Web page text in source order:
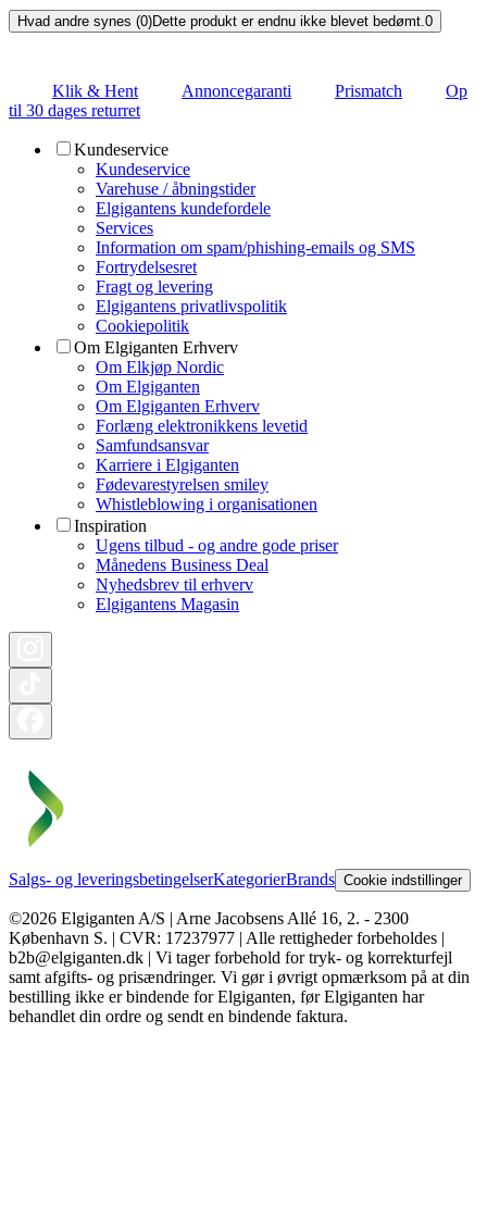
Hvad andre synes (0)Dette produkt er endnu ikke blevet bedømt. 0
Klik & Hent Annoncegaranti Prismatch
Op
til 30 dages returret
Kundeservice
Kundeservice
Varehuse / åbningstider
Elgigantens kundefordele
Services
Information om spam/phishing-emails og SMS
Fortrydelsesret
Fragt og levering
Elgigantens privatlivspolitik
Cookiepolitik
Om Elgiganten Erhverv
Om Elkjøp Nordic
Om Elgiganten
Om Elgiganten Erhverv
Forlæng elektronikkens levetid
Samfundsansvar
Karriere i Elgiganten
Fødevarestyrelsen smiley
Whistleblowing i organisationen
Inspiration
Ugens tilbud - og andre gode priser
Månedens Business Deal
Nyhedsbrev til erhverv
Elgigantens Magasin
Salgs- og leveringsbetingelserKategorierBrands Cookie indstillinger
©2026 Elgiganten A/S | Arne Jacobsens Allé 16, 2. - 2300
København S. | CVR: 17237977 | Alle rettigheder forbeholdes |
b2b@elgiganten.dk | Vi tager forbehold for tryk- og korrekturfejl
samt afgifts- og prisændringer. Vi gør i øvrigt opmærksom på at din
bestilling ikke er bindende for Elgiganten, før Elgiganten har
behandlet din ordre og sendt en bindende faktura.